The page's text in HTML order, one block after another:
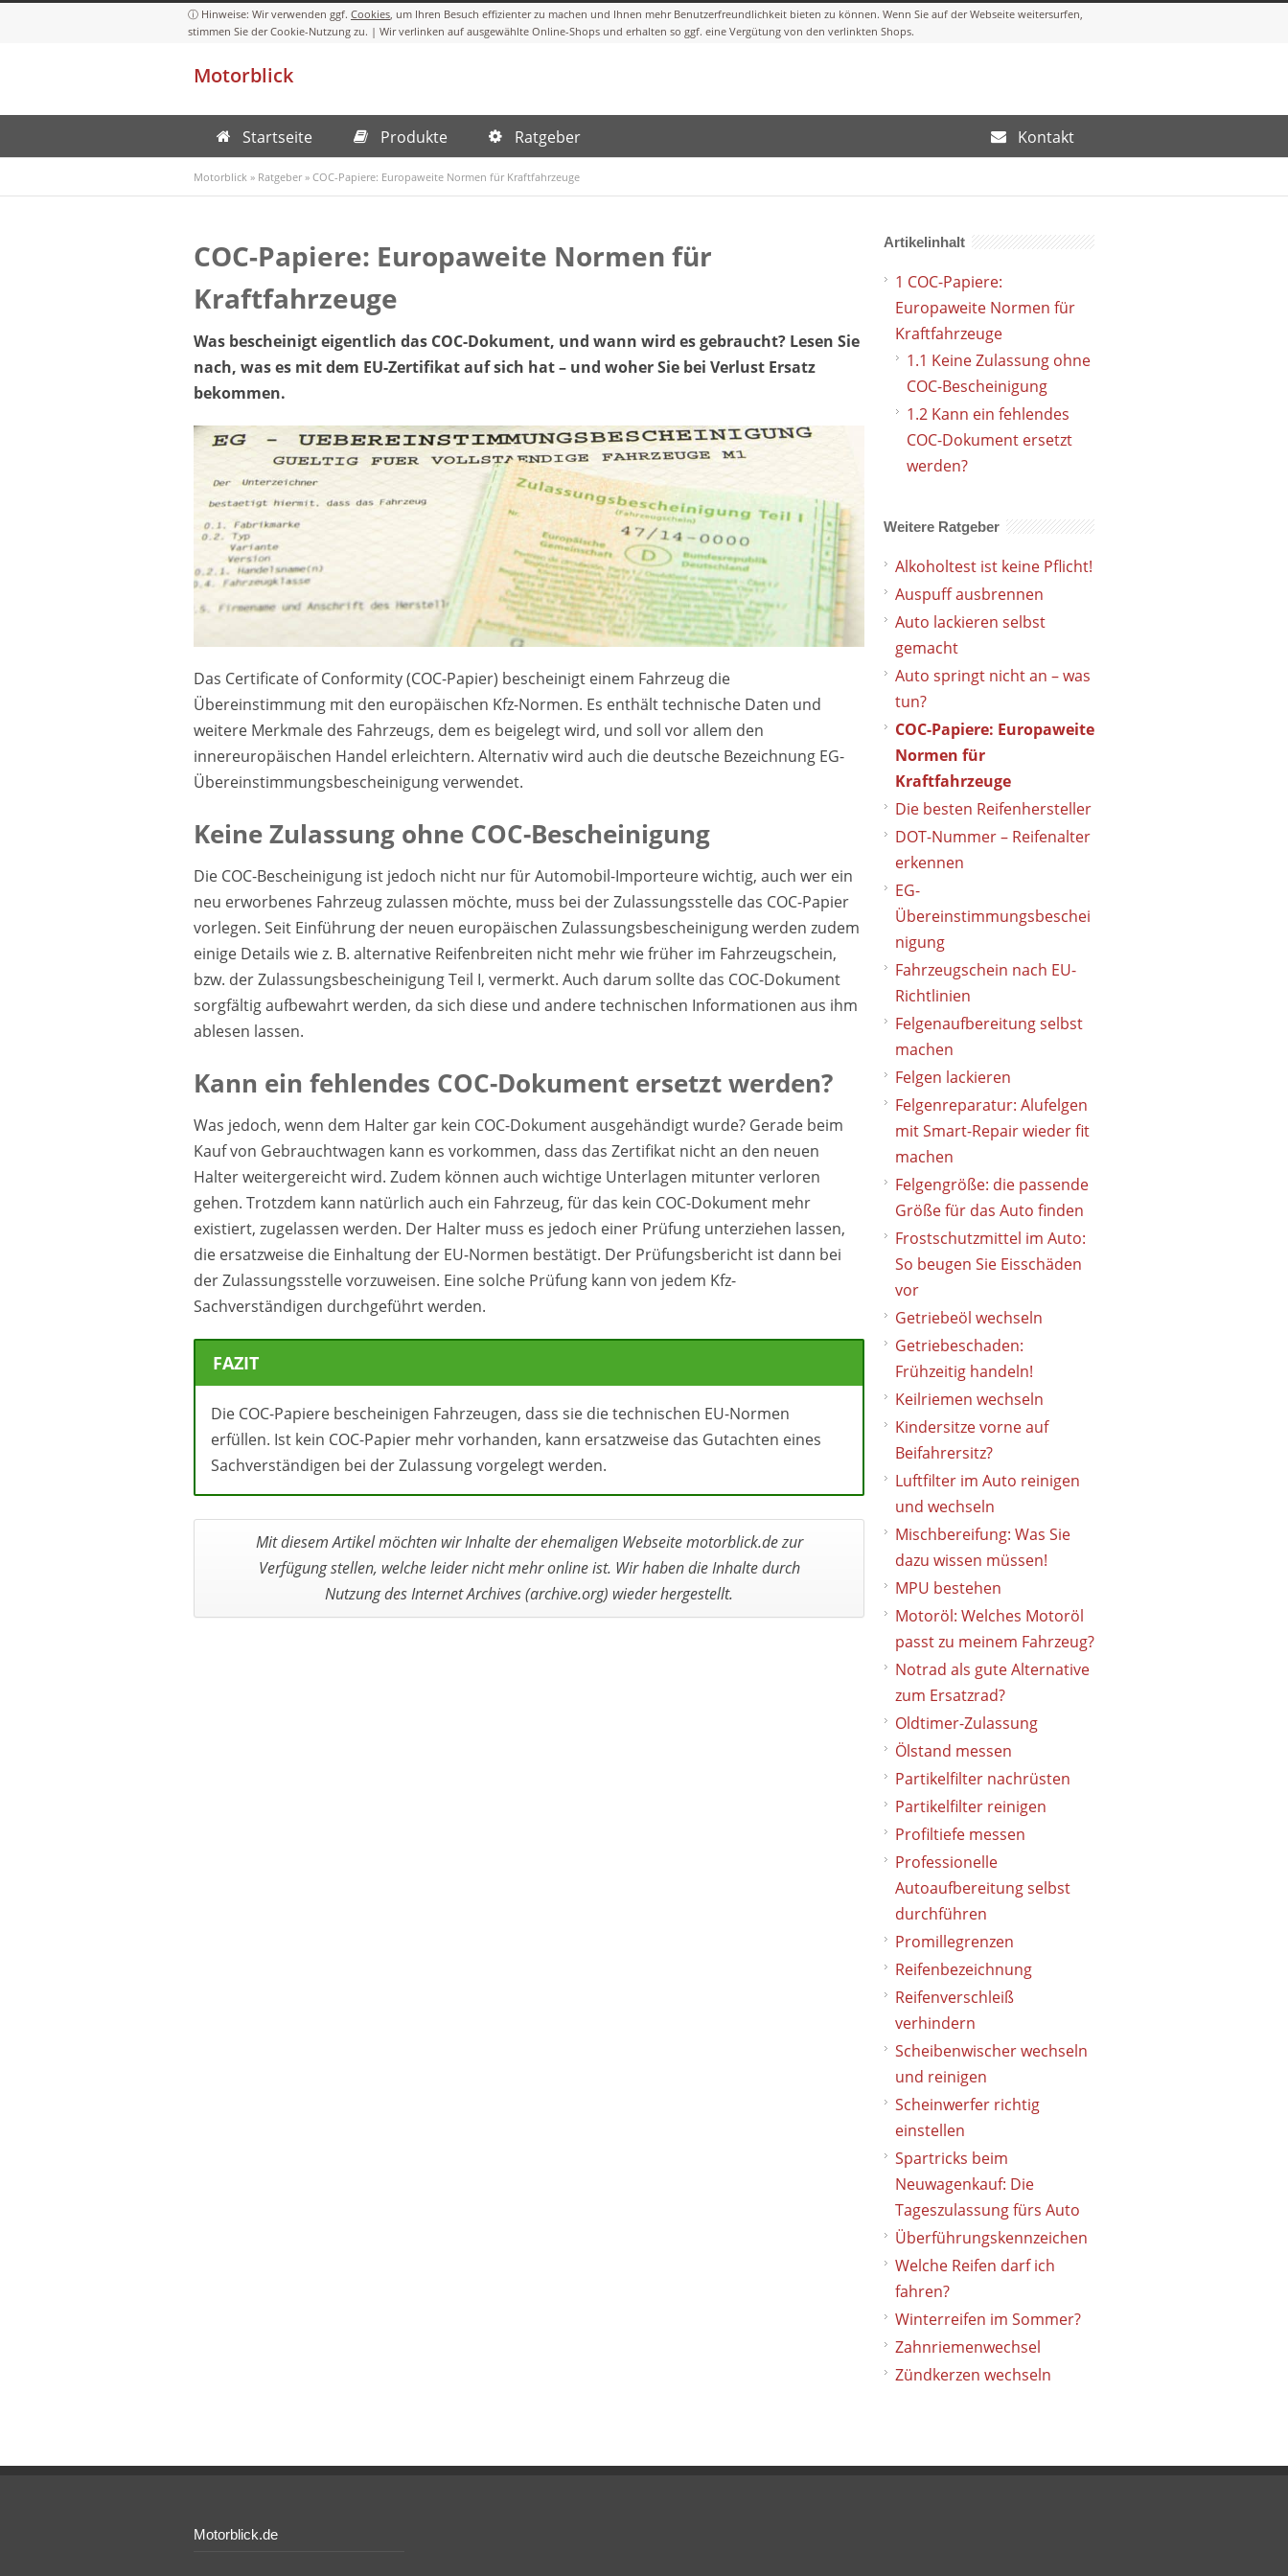
Cookies
Motorblick
Startseite Produkte Ratgeber Kontakt
Motorblick » Ratgeber » COC-Papiere: Europaweite Normen für Kraftfahrzeuge
COC-Papiere: Europaweite Normen für
Kraftfahrzeuge
Was bescheinigt eigentlich das COC-Dokument, und wann wird es gebraucht? Lesen Sie
nach, was es mit dem EU-Zertifikat auf sich hat – und woher Sie bei Verlust Ersatz
bekommen.
Das Certificate of Conformity (COC-Papier) bescheinigt einem Fahrzeug die
Übereinstimmung mit den europäischen Kfz-Normen. Es enthält technische Daten und
weitere Merkmale des Fahrzeugs, dem es beigelegt wird, und soll vor allem den
innereuropäischen Handel erleichtern. Alternativ wird auch die deutsche Bezeichnung EG-
Übereinstimmungsbescheinigung verwendet.
Keine Zulassung ohne COC-Bescheinigung
Die COC-Bescheinigung ist jedoch nicht nur für Automobil-Importeure wichtig, auch wer ein
neu erworbenes Fahrzeug zulassen möchte, muss bei der Zulassungsstelle das COC-Papier
vorlegen. Seit Einführung der neuen europäischen Zulassungsbescheinigung werden zudem
einige Details wie z. B. alternative Reifenbreiten nicht mehr wie früher im Fahrzeugschein,
bzw. der Zulassungsbescheinigung Teil I, vermerkt. Auch darum sollte das COC-Dokument
sorgfältig aufbewahrt werden, da sich diese und andere technischen Informationen aus ihm
ablesen lassen.
Kann ein fehlendes COC-Dokument ersetzt werden?
Was jedoch, wenn dem Halter gar kein COC-Dokument ausgehändigt wurde? Gerade beim
Kauf von Gebrauchtwagen kann es vorkommen, dass das Zertifikat nicht an den neuen
Halter weitergereicht wird. Zudem können auch wichtige Unterlagen mitunter verloren
gehen. Trotzdem kann natürlich auch ein Fahrzeug, für das kein COC-Dokument mehr
existiert, zugelassen werden. Der Halter muss es jedoch einer Prüfung unterziehen lassen,
die ersatzweise die Einhaltung der EU-Normen bestätigt. Der Prüfungsbericht ist dann bei
der Zulassungsstelle vorzuweisen. Eine solche Prüfung kann von jedem Kfz-
Sachverständigen durchgeführt werden.
FAZIT
Die COC-Papiere bescheinigen Fahrzeugen, dass sie die technischen EU-Normen
erfüllen. Ist kein COC-Papier mehr vorhanden, kann ersatzweise das Gutachten eines
Sachverständigen bei der Zulassung vorgelegt werden.
Artikelinhalt
1 COC-Papiere:
Europaweite Normen für
Kraftfahrzeuge
1.1 Keine Zulassung ohne
COC-Bescheinigung
1.2 Kann ein fehlendes
COC-Dokument ersetzt
werden?
Weitere Ratgeber
Alkoholtest ist keine Pflicht!
Auspuff ausbrennen
Auto lackieren selbst
gemacht
Auto springt nicht an – was
tun?
COC-Papiere: Europaweite
Normen für
Kraftfahrzeuge
Die besten Reifenhersteller
DOT-Nummer – Reifenalter
erkennen
EG-
Übereinstimmungsbeschei
nigung
Fahrzeugschein nach EU-
Richtlinien
Felgenaufbereitung selbst
machen
Felgen lackieren
Felgenreparatur: Alufelgen
mit Smart-Repair wieder fit
machen
Felgengröße: die passende
Größe für das Auto finden
Frostschutzmittel im Auto:
So beugen Sie Eisschäden
vor
Getriebeöl wechseln
Getriebeschaden:
Frühzeitig handeln!
Keilriemen wechseln
Kindersitze vorne auf
Beifahrersitz?
Luftfilter im Auto reinigen
und wechseln
Mischbereifung: Was Sie
dazu wissen müssen!
MPU bestehen
Motoröl: Welches Motoröl
passt zu meinem Fahrzeug?
Notrad als gute Alternative
zum Ersatzrad?
Oldtimer-Zulassung
Ölstand messen
Partikelfilter nachrüsten
Partikelfilter reinigen
Profiltiefe messen
Professionelle
Autoaufbereitung selbst
durchführen
Promillegrenzen
Reifenbezeichnung
Reifenverschleiß
verhindern
Scheibenwischer wechseln
und reinigen
Scheinwerfer richtig
einstellen
Spartricks beim
Neuwagenkauf: Die
Tageszulassung fürs Auto
Überführungskennzeichen
Welche Reifen darf ich
fahren?
Winterreifen im Sommer?
Zahnriemenwechsel
Zündkerzen wechseln
Motorblick.de